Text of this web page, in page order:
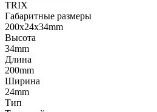
TRIX
Габаритные размеры
200x24x34mm
Высота
34mm
Длина
200mm
Ширина
24mm
Тип